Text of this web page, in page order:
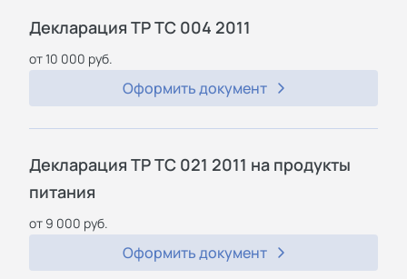
Декларация ТР ТС 004 2011
от 10 000 руб.
Оформить документ
Декларация ТР ТС 021 2011 на продукты
питания
от 9 000 руб.
Оформить документ